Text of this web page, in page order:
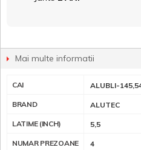
Mai multe informatii
CAI ALUBLI-
BRAND ALUTEC
LATIME (INCH) 5,5
NUMAR PREZOANE 4